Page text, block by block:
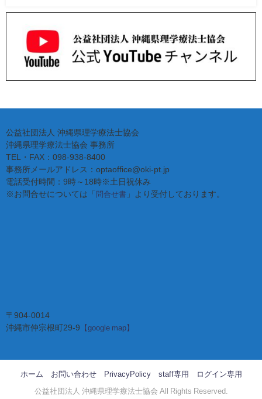
公益社団法人 沖縄県理学療法士協会
沖縄県理学療法士協会 事務所
TEL・FAX：098-938-8400
事務所メールアドレス：optaoffice@oki-pt.jp
電話受付時間：9時～18時※土日祝休み
※お問合せについては「 問合せ書 」より受付しております。
〒904-0014
沖縄市仲宗根町29-9 【google map】
ホーム お問い合わせ PrivacyPolicy staff専用 ログイン専用
公益社団法人 沖縄県理学療法士協会 All Rights Reserved.